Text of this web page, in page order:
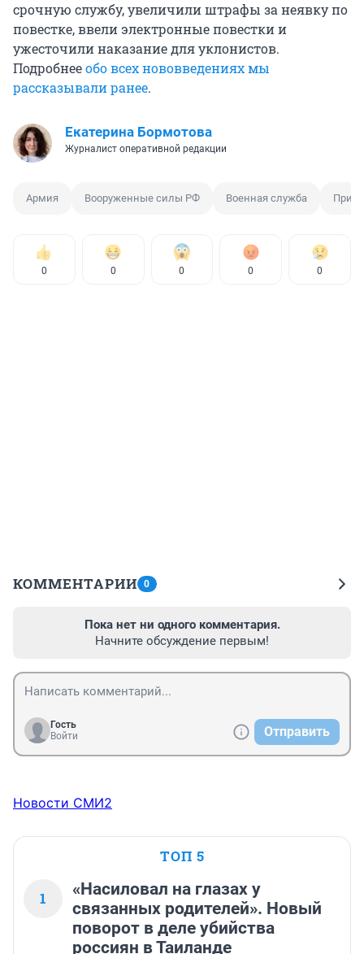
срочную службу, увеличили штрафы за неявку по
повестке, ввели электронные повестки и
ужесточили наказание для уклонистов.
Подробнееобо всех нововведениях мы
рассказывали ранее.
Екатерина Бормотова
Журналист оперативной редакции
Армия Вооруженные силы РФ Военная служба
0 0 0 0 0
КОММЕНТАРИИ 0
Пока нет ни одного комментария.
Начните обсуждение первым!
Гость
Войти
Отправить
Новости СМИ2
ТОП 5
1
«Насиловал на глазах у
связанных родителей». Новый
поворот в деле убийства
россиян в Таиланде